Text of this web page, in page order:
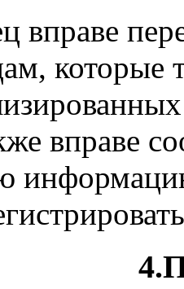
вправе
которые
вправе